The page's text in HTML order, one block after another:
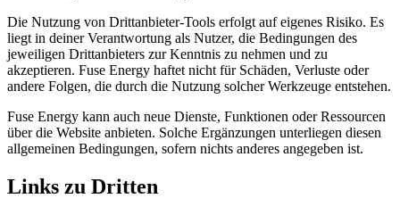
Die Nutzung von Drittanbieter-Tools erfolgt auf eigenes Risiko. Es
liegt in deiner Verantwortung als Nutzer, die Bedingungen des
jeweiligen Drittanbieters zur Kenntnis zu nehmen und zu
akzeptieren. Fuse Energy haftet nicht für Schäden, Verluste oder
andere Folgen, die durch die Nutzung solcher Werkzeuge entstehen.
Fuse Energy kann auch neue Dienste, Funktionen oder Ressourcen
über die Website anbieten. Solche Ergänzungen unterliegen diesen
allgemeinen Bedingungen, sofern nichts anderes angegeben ist.
Links zu Dritten